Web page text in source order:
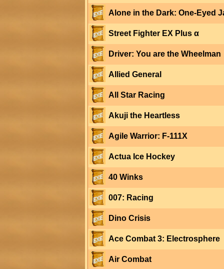
Alone in the Dark: One-Eyed
Street Fighter EX Plus α
Driver: You are the Wheelman
Allied General
All Star Racing
Akuji the Heartless
Agile Warrior: F-111X
Actua Ice Hockey
40 Winks
007: Racing
Dino Crisis
Ace Combat 3: Electrosphere
Air Combat